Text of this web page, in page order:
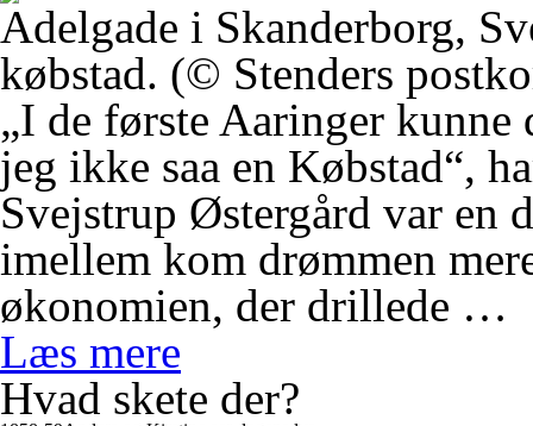
Adelgade i Skanderborg,
købstad. (© Stenders
„I de første Aaringer kunne
jeg ikke saa en Købstad“,
Svejstrup Østergård var en
imellem kom drømmen
økonomien, der drillede …
Læs mere
Hvad skete der?